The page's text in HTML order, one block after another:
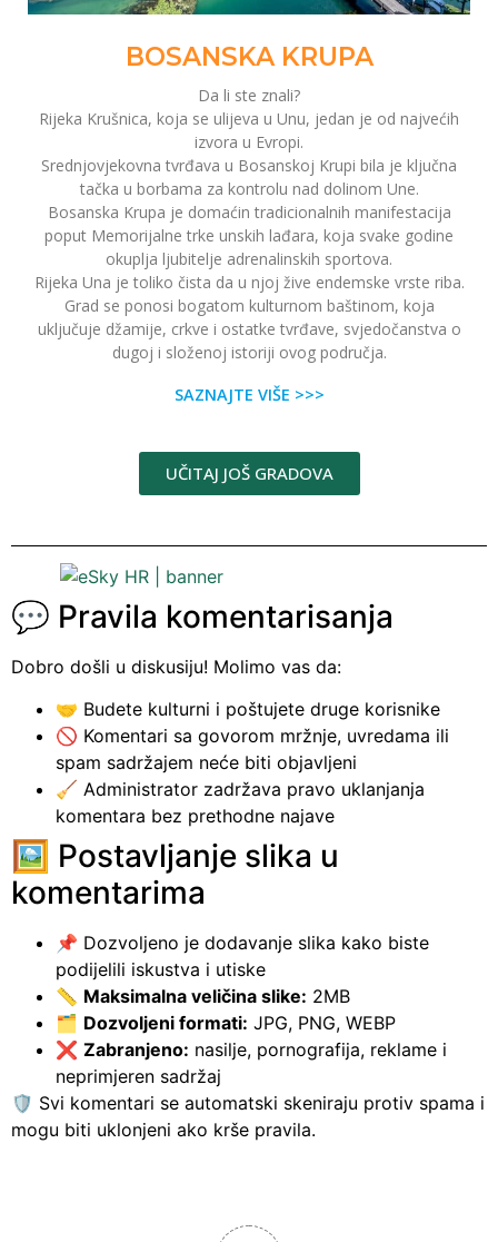
BOSANSKA KRUPA
Da li ste znali?
Rijeka Krušnica, koja se ulijeva u Unu, jedan je od najvećih
izvora u Evropi.
Srednjovjekovna tvrđava u Bosanskoj Krupi bila je ključna
tačka u borbama za kontrolu nad dolinom Une.
Bosanska Krupa je domaćin tradicionalnih manifestacija
poput Memorijalne trke unskih lađara, koja svake godine
okuplja ljubitelje adrenalinskih sportova.
Rijeka Una je toliko čista da u njoj žive endemske vrste riba.
Grad se ponosi bogatom kulturnom baštinom, koja
uključuje džamije, crkve i ostatke tvrđave, svjedočanstva o
dugoj i složenoj istoriji ovog područja.
SAZNAJTE VIŠE >>>
UČITAJ JOŠ GRADOVA
💬 Pravila komentarisanja
Dobro došli u diskusiju! Molimo vas da:
🤝 Budete kulturni i poštujete druge korisnike
🚫 Komentari sa govorom mržnje, uvredama ili
spam sadržajem neće biti objavljeni
🧹 Administrator zadržava pravo uklanjanja
komentara bez prethodne najave
🖼️ Postavljanje slika u
komentarima
📌 Dozvoljeno je dodavanje slika kako biste
podijelili iskustva i utiske
📏 Maksimalna veličina slike: 2MB
🗂️ Dozvoljeni formati: JPG, PNG, WEBP
❌ Zabranjeno: nasilje, pornografija, reklame i
neprimjeren sadržaj
🛡️ Svi komentari se automatski skeniraju protiv spama i
mogu biti uklonjeni ako krše pravila.